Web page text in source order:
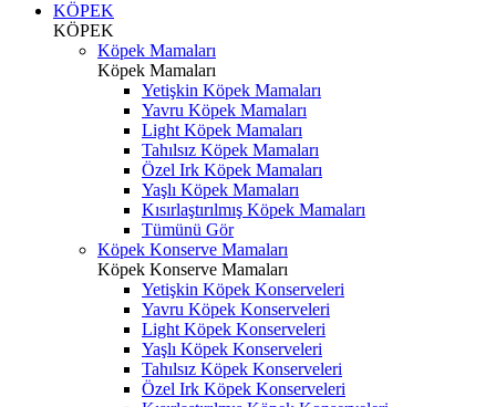
KÖPEK
KÖPEK
Köpek Mamaları
Köpek Mamaları
Yetişkin Köpek Mamaları
Yavru Köpek Mamaları
Light Köpek Mamaları
Tahılsız Köpek Mamaları
Özel Irk Köpek Mamaları
Yaşlı Köpek Mamaları
Kısırlaştırılmış Köpek Mamaları
Tümünü Gör
Köpek Konserve Mamaları
Köpek Konserve Mamaları
Yetişkin Köpek Konserveleri
Yavru Köpek Konserveleri
Light Köpek Konserveleri
Yaşlı Köpek Konserveleri
Tahılsız Köpek Konserveleri
Özel Irk Köpek Konserveleri